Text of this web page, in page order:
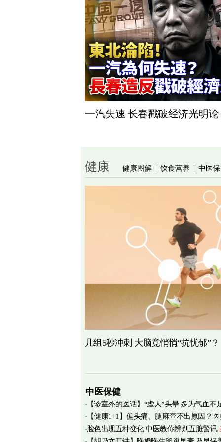
一汽失速 长春戳破经济光明论
健康 健康图解 | 饮食营养 | 中医
几组5秒冲刺 大脑竟悄悄“抗忧郁”？
中医保健
【诊室外的医话】“虚人”头晕 多为气血不
【健康1+1】偏头痛、腿麻查不出原因？医
痛源竟在肌筋膜 图
脸色出现五种变化 中医教你辨别五脏警讯